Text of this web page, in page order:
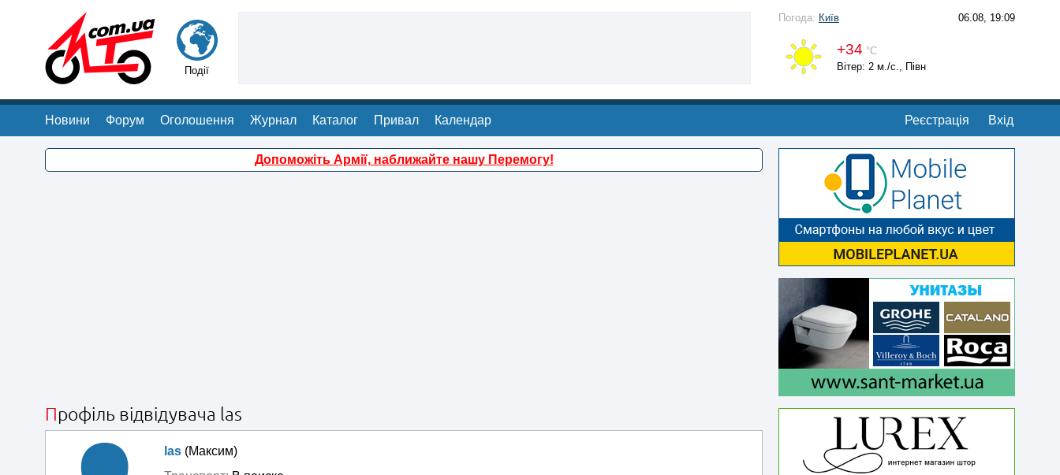
Події
Погода: Київ 06.08, 19:09
+34 °С
Вітер: 2 м./с., Півн
Новини Форум Оголошення Журнал Каталог Привал Календар Реєстрація Вхід
Допоможіть Армії, наближайте нашу Перемогу!
Профіль відвідувача las
las (Максим)